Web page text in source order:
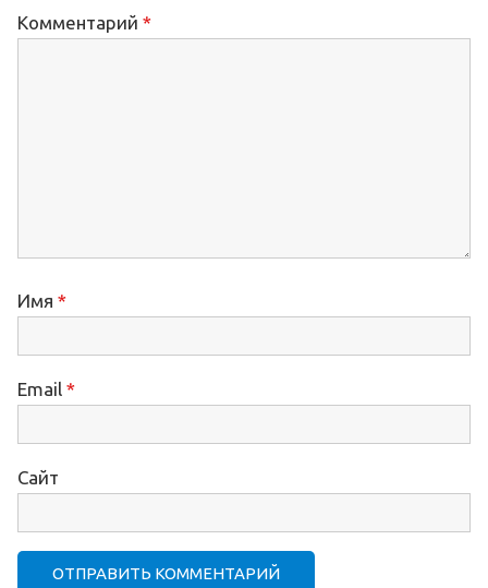
Комментарий *
Имя *
Email *
Сайт